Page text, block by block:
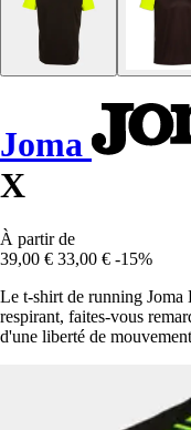
Joma
X
À partir de
39,00 € 33,00 € -15%
Le t-shirt de running Joma
respirant, faites-vous
d'une liberté de